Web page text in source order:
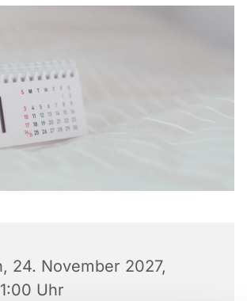
24. November 2027,
Uhr